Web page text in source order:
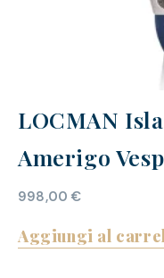
LOCMAN
Amerigo
998,00€
Aggiungi al